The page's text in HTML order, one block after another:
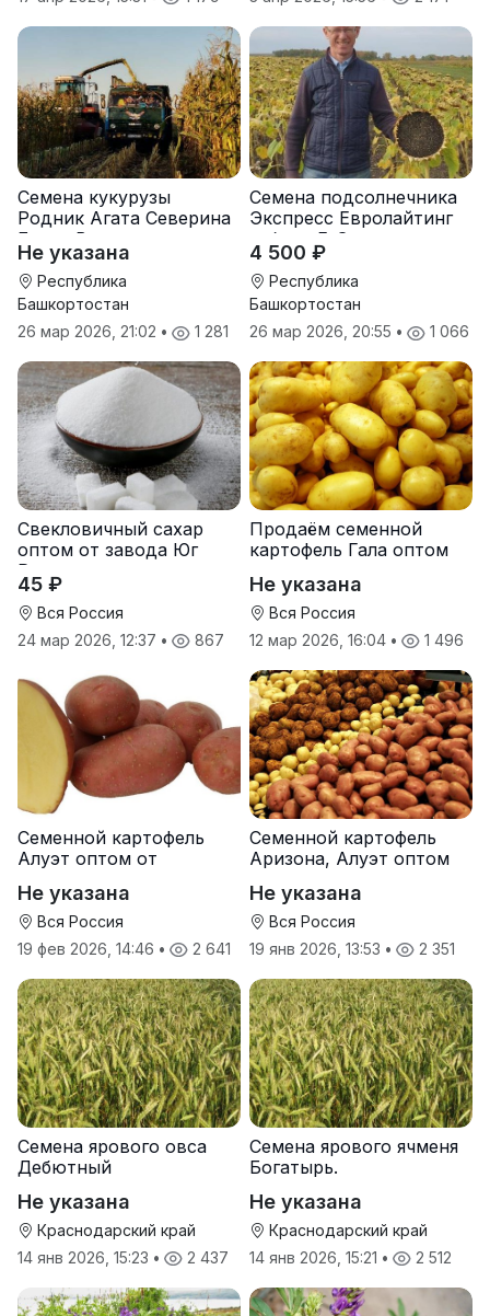
Семена кукурузы
Родник Агата Северина
Берта Вилора
Прохладненский Дарина
Росс Машук Катерина
Не указана
Республика
Башкортостан
26 мар 2026, 21:02 • 1 281
Семена подсолнечника
Экспресс Евролайтинг
гибрид F-G+
4 500 ₽
Республика
Башкортостан
26 мар 2026, 20:55 • 1 066
Свекловичный сахар
оптом от завода Юг
Руси
45 ₽
Вся Россия
24 мар 2026, 12:37 • 867
Продаём семенной
картофель Гала оптом
Не указана
Вся Россия
12 мар 2026, 16:04 • 1 496
Семенной картофель
Алуэт оптом от
Не указана
Вся Россия
19 фев 2026, 14:46 • 2 641
Семенной картофель
Аризона, Алуэт оптом
Не указана
Вся Россия
19 янв 2026, 13:53 • 2 351
Семена ярового овса
Дебютный
Не указана
Краснодарский край
14 янв 2026, 15:23 • 2 437
Семена ярового ячменя
Богатырь.
Не указана
Краснодарский край
14 янв 2026, 15:21 • 2 512